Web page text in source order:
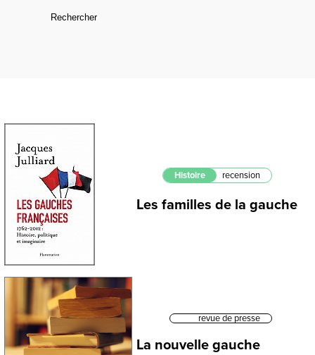
Histoire recension
Les familles de la gauche
revue de presse
La nouvelle gauche